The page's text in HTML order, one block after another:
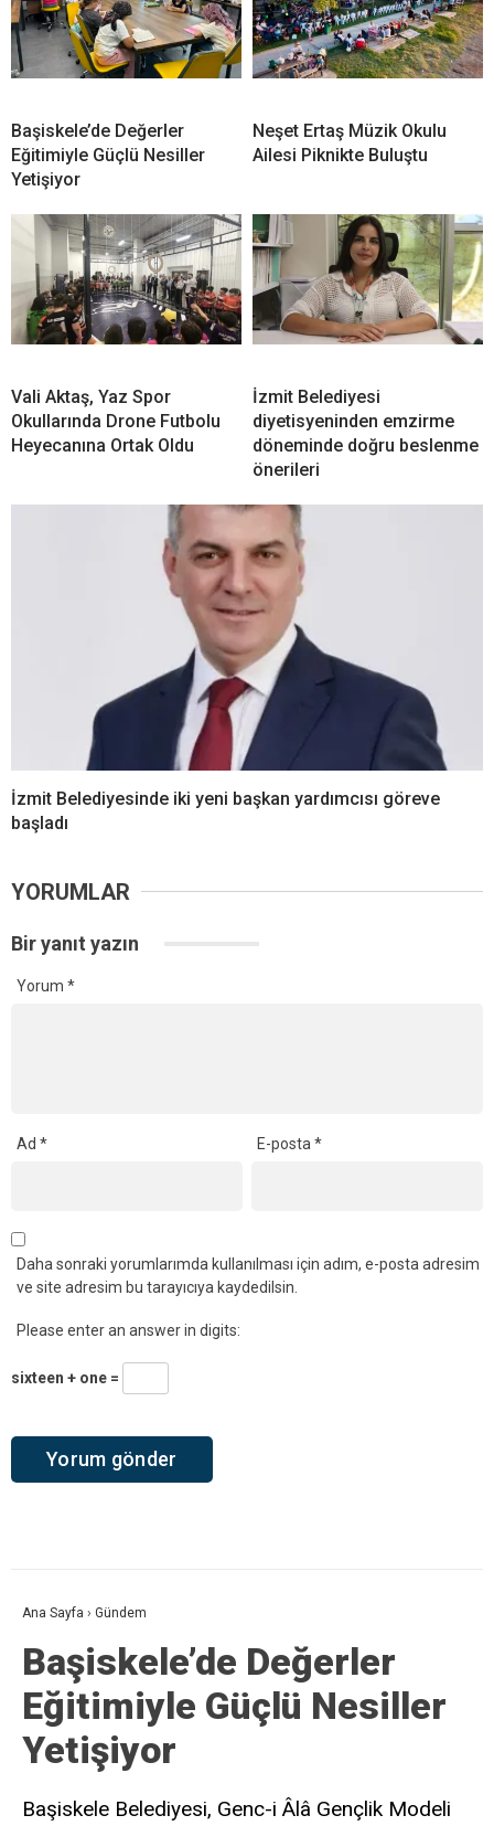
Başiskele’de Değerler
Eğitimiyle Güçlü Nesiller
Yetişiyor
Neşet Ertaş Müzik Okulu
Ailesi Piknikte Buluştu
Vali Aktaş, Yaz Spor
Okullarında Drone Futbolu
Heyecanına Ortak Oldu
İzmit Belediyesi
diyetisyeninden emzirme
döneminde doğru beslenme
önerileri
İzmit Belediyesinde iki yeni başkan yardımcısı göreve
başladı
YORUMLAR
Bir yanıt yazın
Yorum *
Ad * E-posta*
Daha sonraki yorumlarımda kullanılması için adım, e-posta adresim
ve site adresim bu tarayıcıya kaydedilsin.
Please enter an answer in digits:
sixteen + one =
Ana Sayfa › Gündem
Başiskele’de Değerler
Eğitimiyle Güçlü Nesiller
Yetişiyor
Başiskele Belediyesi, Genc-i Âlâ Gençlik Modeli